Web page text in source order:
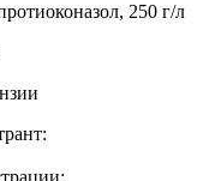
250 г/л